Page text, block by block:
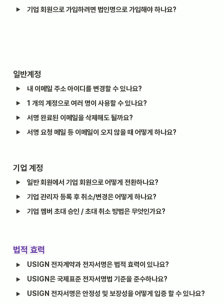
기업 회원으로 가입하려면 법인명으로 가입해야 하나요?
일반계정
내 이메일 주소 아이디를 변경할 수 있나요?
1 개의 계정으로 여러 명이 사용할 수 있나요?
서명 완료된 이메일을 삭제해도 될까요?
서명 요청 메일 등 이메일이 오지 않을 때 어떻게 하나요?
기업 계정
일반 회원에서 기업 회원으로 어떻게 전환하나요?
기업 관리자 등록 후 취소/변경은 어떻게 하나요?
기업 멤버 초대 승인 / 초대 취소 방법은 무엇인가요?
법적 효력
USIGN 전자계약과 전자서명은 법적 효력이 있나요?
USIGN은 국제표준 전자서명법 기준을 준수하나요?
USIGN 전자서명은 안정성 및 보장성을 어떻게 입증 할 수 있나요?